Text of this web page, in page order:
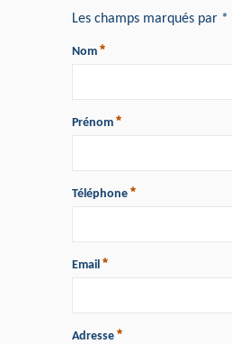
Les champs marqués par *
Nom
Prénom
Téléphone
Email
Adresse